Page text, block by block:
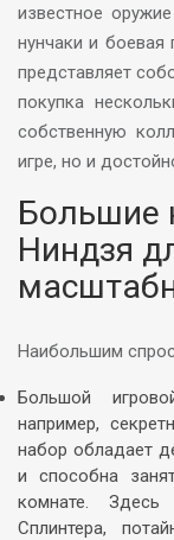
известное
нунчаки и
представляет
покупка
собственную
игре, но и
Большие
Ниндзя
Наибольшим
Большой
например,
набор обладает
и способна
комнате. Здесь
Сплинтера,